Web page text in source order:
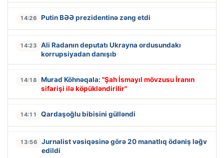
14:26 Putin BƏƏ prezidentinə zəng etdi
14:23
Ali Radanın deputatı Ukrayna ordusundakı
korrupsiyadan danışıb
14:18 Murad Köhnəqala: "Şah İsmayıl mövzusu İranın
sifarişi ilə köpükləndirilir"
14:11 Qardaşoğlu bibisini gülləndi
13:56
Jurnalist vəsiqəsinə görə 20 manatlıq ödəniş ləğv
edildi